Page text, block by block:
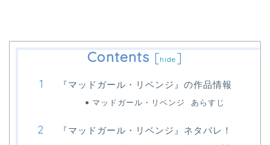
Contents [hide ]
『マッドガール・リベンジ』の作品情報
マッドガール・リベンジ あらすじ
『マッドガール・リベンジ』ネタバレ！